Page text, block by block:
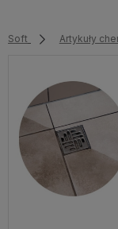
Soft Artykuły